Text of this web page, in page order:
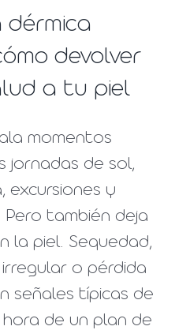
dérmica
devolver
a tu piel
momentos
jornadas de sol,
excursiones y
Pero también deja
la piel. Sequedad,
o pérdida
señales típicas de
de un plan de